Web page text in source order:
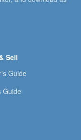
Sell
Guide
Guide